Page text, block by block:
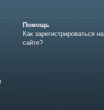
Помощь
Как зарегистрироваться на
сайте?